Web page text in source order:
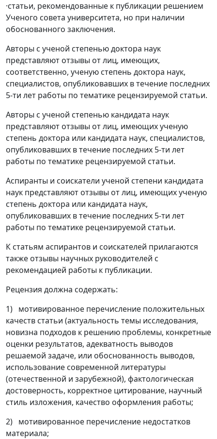
·статьи, рекомендованные к публикации решением
Ученого совета университета, но при наличии
обоснованного заключения.
Авторы с ученой степенью доктора наук
представляют отзывы от лиц, имеющих,
соответственно, ученую степень доктора наук,
специалистов, опубликовавших в течение последних
5-ти лет работы по тематике рецензируемой статьи.
Авторы с ученой степенью кандидата наук
представляют отзывы от лиц, имеющих ученую
степень доктора или кандидата наук, специалистов,
опубликовавших в течение последних 5-ти лет
работы по тематике рецензируемой статьи.
Аспиранты и соискатели ученой степени кандидата
наук представляют отзывы от лиц, имеющих ученую
степень доктора или кандидата наук,
опубликовавших в течение последних 5-ти лет
работы по тематике рецензируемой статьи.
К статьям аспирантов и соискателей прилагаются
также отзывы научных руководителей с
рекомендацией работы к публикации.
Рецензия должна содержать:
1) мотивированное перечисление положительных
качеств статьи (актуальность темы исследования,
новизна подходов к решению проблемы, конкретные
оценки результатов, адекватность выводов
решаемой задаче, или обоснованность выводов,
использование современной литературы
(отечественной и зарубежной), фактологическая
достоверность, корректное цитирование, научный
стиль изложения, качество оформления работы;
2) мотивированное перечисление недостатков
материала;